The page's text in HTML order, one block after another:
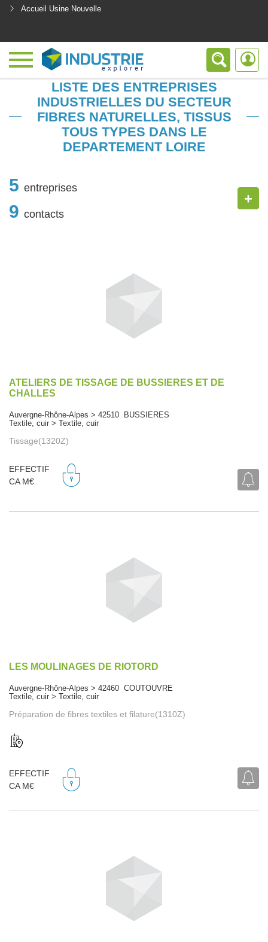
Accueil Usine Nouvelle
LISTE DES ENTREPRISES
INDUSTRIELLES DU SECTEUR
FIBRES NATURELLES, TISSUS
TOUS TYPES DANS LE
DEPARTEMENT LOIRE
5 entreprises
9 contacts
+
ATELIERS DE TISSAGE DE BUSSIERES ET DE
CHALLES
Auvergne-Rhône-Alpes > 42510 BUSSIERES
Textile, cuir > Textile, cuir
Tissage(1320Z)
EFFECTIF
CA M€
LES MOULINAGES DE RIOTORD
Auvergne-Rhône-Alpes > 42460 COUTOUVRE
Textile, cuir > Textile, cuir
Préparation de fibres textiles et filature(1310Z)
EFFECTIF
CA M€